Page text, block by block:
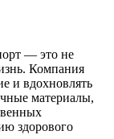
— это не
Компания
и вдохновлять
материалы,
здорового